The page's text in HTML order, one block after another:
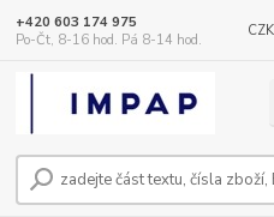
+420 603 174 975
Po-Čt, 8-16 hod. Pá 8-14 hod.